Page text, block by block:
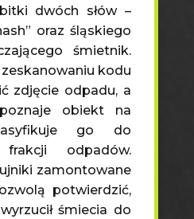
dwóch słów –
oraz śląskiego
śmietnik.
kodu
zdjęcie odpadu, a
obiekt na
go do
frakcji odpadów.
zamontowane
potwierdzić,
śmiecia do